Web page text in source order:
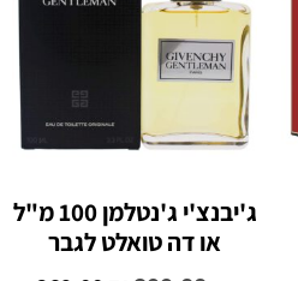
ג'יבנצ'י ג'נטלמן 100 מ"ל
או דה טואלט לגבר